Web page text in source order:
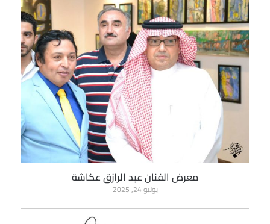
معرض الفنان عبد الرازق عكاشة
يوليو 24, 2025